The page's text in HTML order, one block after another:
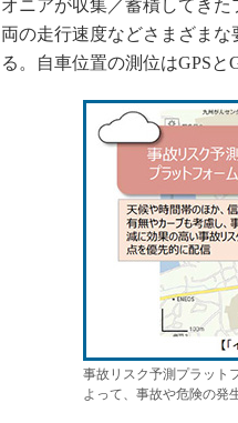
オニアが収集／蓄積してき
両の走行速度などさまざま
る。自車位置の測位はGPSと
事故リスク予測プラット
よって、事故や危険の発